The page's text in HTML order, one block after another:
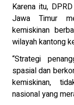
Karena itu,
Jawa Timur
kemiskinan
wilayah kantong
“Strategi
spasial dan
kemiskinan,
nasional yang